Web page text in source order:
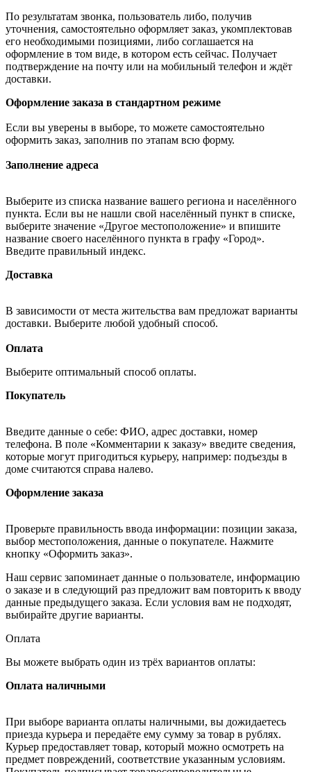
По результатам звонка, пользователь либо, получив
уточнения, самостоятельно оформляет заказ, укомплектовав
его необходимыми позициями, либо соглашается на
оформление в том виде, в котором есть сейчас. Получает
подтверждение на почту или на мобильный телефон и ждёт
доставки.
Оформление заказа в стандартном режиме
Если вы уверены в выборе, то можете самостоятельно
оформить заказ, заполнив по этапам всю форму.
Заполнение адреса
Выберите из списка название вашего региона и населённого
пункта. Если вы не нашли свой населённый пункт в списке,
выберите значение «Другое местоположение» и впишите
название своего населённого пункта в графу «Город».
Введите правильный индекс.
Доставка
В зависимости от места жительства вам предложат варианты
доставки. Выберите любой удобный способ.
Оплата
Выберите оптимальный способ оплаты.
Покупатель
Введите данные о себе: ФИО, адрес доставки, номер
телефона. В поле «Комментарии к заказу» введите сведения,
которые могут пригодиться курьеру, например: подъезды в
доме считаются справа налево.
Оформление заказа
Проверьте правильность ввода информации: позиции заказа,
выбор местоположения, данные о покупателе. Нажмите
кнопку «Оформить заказ».
Наш сервис запоминает данные о пользователе, информацию
о заказе и в следующий раз предложит вам повторить к вводу
данные предыдущего заказа. Если условия вам не подходят,
выбирайте другие варианты.
Оплата
Вы можете выбрать один из трёх вариантов оплаты:
Оплата наличными
При выборе варианта оплаты наличными, вы дожидаетесь
приезда курьера и передаёте ему сумму за товар в рублях.
Курьер предоставляет товар, который можно осмотреть на
предмет повреждений, соответствие указанным условиям.